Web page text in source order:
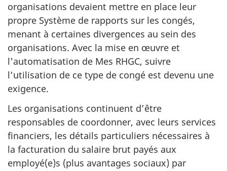
organisations devaient mettre en place leur
propre Système de rapports sur les congés,
menant à certaines divergences au sein des
organisations. Avec la mise en œuvre et
l'automatisation de Mes RHGC, suivre
l’utilisation de ce type de congé est devenu une
exigence.
Les organisations continuent d’être
responsables de coordonner, avec leurs services
financiers, les détails particuliers nécessaires à
la facturation du salaire brut payés aux
employé(e)s (plus avantages sociaux) par